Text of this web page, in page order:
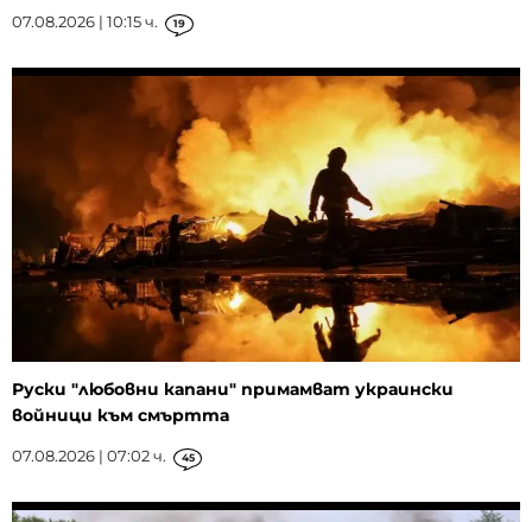
07.08.2026 | 10:15 ч. 19
Руски "любовни капани" примамват украински
войници към смъртта
07.08.2026 | 07:02 ч. 45